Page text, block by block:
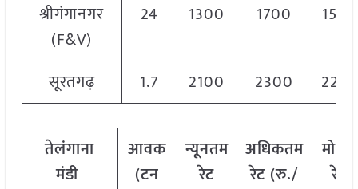
श्रीगंगानगर
(F&V)
24 1300 1700 1500
सूरतगढ़ 1.7 2100 2300
तेलंगाना
मंडी
आवक
(टन
न्यूनतम
रेट
अधिकतम
रेट (रु./
मोडल
रेट